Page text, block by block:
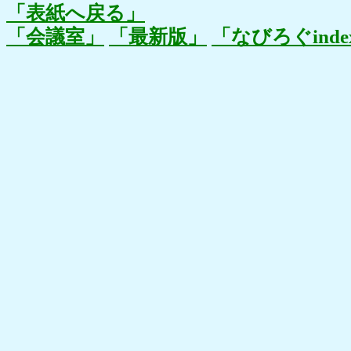
「表紙へ戻る」
「会議室」
「最新版」 「なびろぐ